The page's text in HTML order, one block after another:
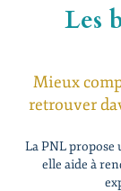
Les
Mieux
retrouver
La PNL propose
elle aide à